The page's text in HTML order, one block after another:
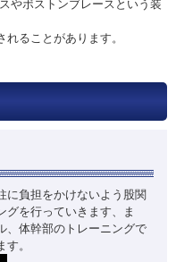
やボストンブレースという装
ることがあります。
に負担をかけないよう股関
グを行っていきます、ま
、体幹部のトレーニングで
。